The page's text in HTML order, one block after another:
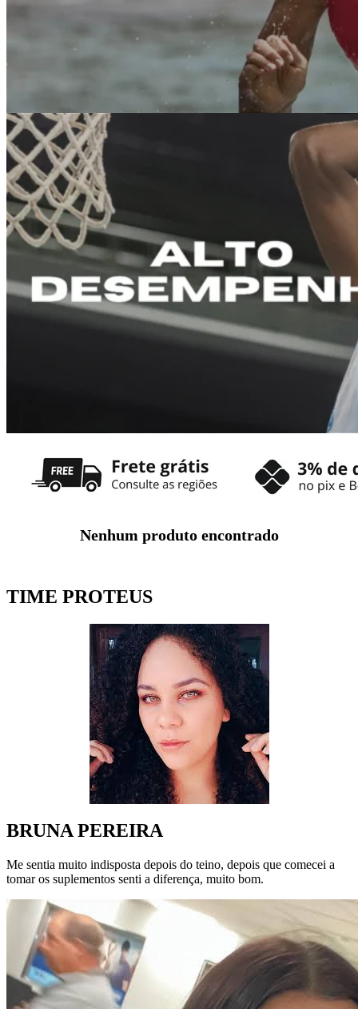
Nenhum produto encontrado
TIME PROTEUS
BRUNA PEREIRA
Me sentia muito indisposta depois do teino, depois que comecei a
tomar os suplementos senti a diferença, muito bom.